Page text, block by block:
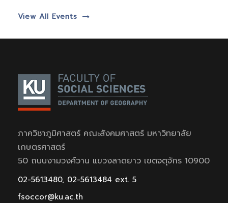
View All Events
ภาควิชาภูมิศาสตร์ คณะสังคมศาสตร์ มหาวิทยาลัย
เกษตรศาสตร์
50 ถนนงามวงศ์วาน แขวงลาดยาว เขตจตุจักร 10900
02-5613480, 02-5613484 ext. 5
fsoccor@ku.ac.th